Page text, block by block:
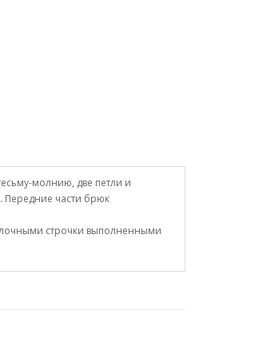
молнию, две петли и
Передние части брюк
строчки выполненными